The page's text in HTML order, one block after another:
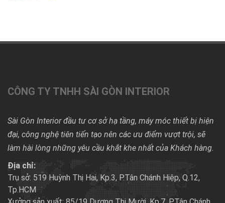
CÔNG TY TNHH SÀI GÒN INTERIOR
Sài Gòn Interior đầu tư cơ sở hạ tầng, máy móc thiết bị hiện
đại, công nghệ tiên tiến tạo nên các ưu điểm vượt trội, sẽ
làm hài lòng những yêu cầu khắt khe nhất của Khách hàng.
Địa chỉ:
Trụ sở: 519 Huỳnh Thị Hai, Kp.3, P.Tân Chánh Hiệp, Q.12,
Tp.HCM